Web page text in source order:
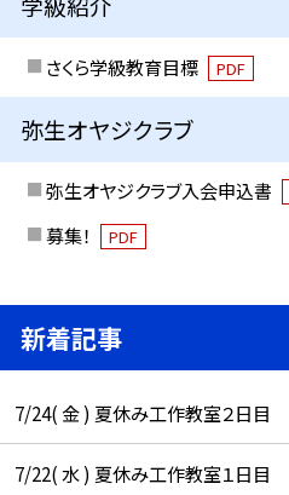
さくら学級教育目標 PDF
弥生オヤジクラブ
弥生オヤジクラブ入会申込書
募集！ PDF
新着記事
7/24( 金 ) 夏休み工作教室２日目
7/22( 水 ) 夏休み工作教室１日目